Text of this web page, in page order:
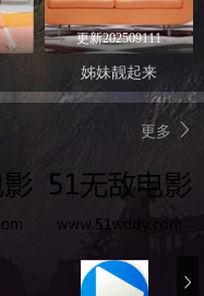
更新202509111
姊妹靓起来
更多